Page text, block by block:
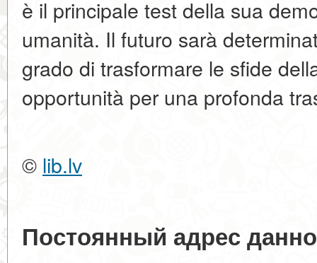
è il principale test della sua
umanità. Il futuro sarà
grado di trasformare le sfide
opportunità per una profonda
© lib.lv
Постоянный адрес